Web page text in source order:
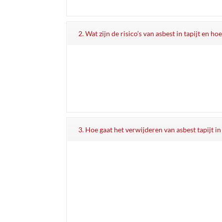
2. Wat zijn de risico’s van asbest in tapijt en
3. Hoe gaat het verwijderen van asbest tapijt